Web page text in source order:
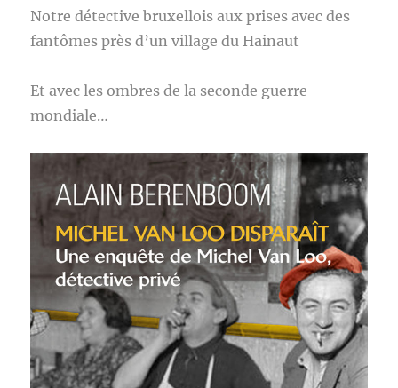
Notre détective bruxellois aux prises avec des
fantômes près d’un village du Hainaut
Et avec les ombres de la seconde guerre
mondiale…